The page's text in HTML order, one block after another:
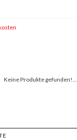
Keine Produkte gefunden!...